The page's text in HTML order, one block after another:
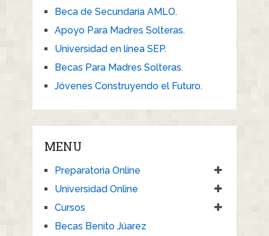
Beca de Secundaria AMLO.
Apoyo Para Madres Solteras.
Universidad en línea SEP.
Becas Para Madres Solteras.
Jóvenes Construyendo el Futuro.
MENU
Preparatoria Online
Universidad Online
Cursos
Becas Benito Júarez